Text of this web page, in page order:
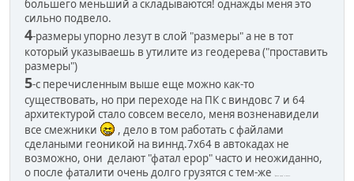
большего меньший а складываются! однажды меня это
сильно подвело.
4-размеры упорно лезут в слой "размеры" а не в тот
который указываешь в утилите из геодерева ("проставить
размеры")
5-с перечисленным выше еще можно как-то
существовать, но при переходе на ПК с виндовс 7 и 64
архитектурой стало совсем весело, меня возненавидели
все смежники
, дело в том работать с файлами
сделаными геоникой на виннд.7х64 в автокадах не
возможно, они делают "фатал ерор" часто и неожиданно,
о после фаталити очень долго грузятся с тем-же
"фатал ерор" в итоге.